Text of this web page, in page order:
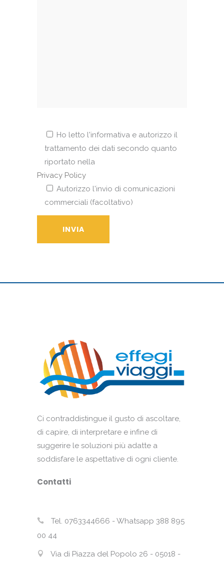
Ho letto l'informativa e autorizzo il
trattamento dei dati secondo quanto
riportato nella
Privacy Policy
Autorizzo l'invio di comunicazioni
commerciali (facoltativo)
Ci contraddistingue il gusto di ascoltare,
di capire, di interpretare e infine di
suggerire le soluzioni più adatte a
soddisfare le aspettative di ogni cliente.
Contatti
Tel. 0763344666 - Whatsapp 388 895
00 44
Via di Piazza del Popolo 26 - 05018 -